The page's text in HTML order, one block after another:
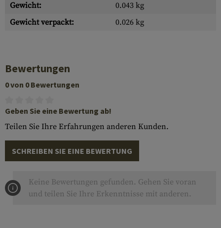
Gewicht:
0.043 kg
Gewicht verpackt:
0.026 kg
Bewertungen
0 von 0 Bewertungen
Geben Sie eine Bewertung ab!
Teilen Sie Ihre Erfahrungen anderen Kunden.
SCHREIBEN SIE EINE BEWERTUNG
Keine Bewertungen gefunden. Gehen Sie voran
und teilen Sie Ihre Erkenntnisse mit anderen.